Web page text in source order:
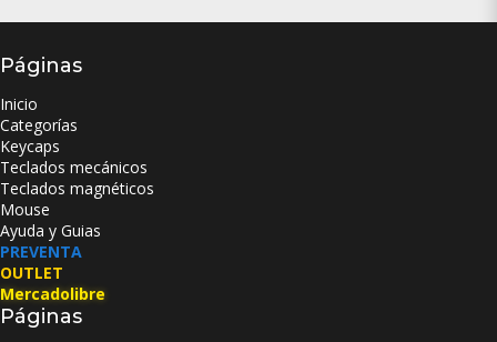
Páginas
Inicio
Categorías
Keycaps
Teclados mecánicos
Teclados magnéticos
Mouse
Ayuda y Guias
PREVENTA
OUTLET
Mercadolibre
Páginas